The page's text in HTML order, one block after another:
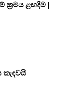
ක්‍රමය ළඟදීම |
කැඳවයි